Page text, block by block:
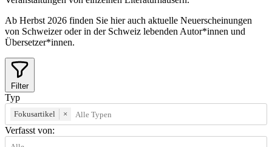
Ab Herbst 2026 finden Sie hier auch aktuelle Neuerscheinungen
von Schweizer oder in der Schweiz lebenden Autor*innen und
Übersetzer*innen.
Filter
Typ
Fokusartikel ×
Verfasst von: